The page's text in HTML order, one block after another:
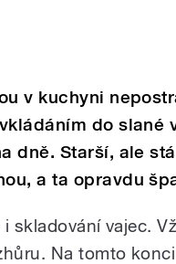
v kuchyni
do slané
dně. Starší, ale
a ta opravdu
i skladování vajec.
Na tomto